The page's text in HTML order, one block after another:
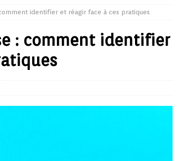
identifier et réagir face à ces pratiques
: comment identifier